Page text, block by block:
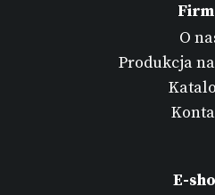
O
Produkcja
E-